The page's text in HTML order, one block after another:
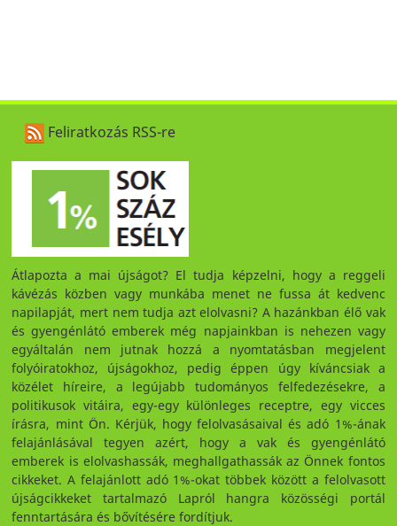
Feliratkozás RSS-re
Átlapozta a mai újságot? El tudja képzelni, hogy a reggeli
kávézás közben vagy munkába menet ne fussa át kedvenc
napilapját, mert nem tudja azt elolvasni? A hazánkban élő vak
és gyengénlátó emberek még napjainkban is nehezen vagy
egyáltalán nem jutnak hozzá a nyomtatásban megjelent
folyóiratokhoz, újságokhoz, pedig éppen úgy kíváncsiak a
közélet híreire, a legújabb tudományos felfedezésekre, a
politikusok vitáira, egy-egy különleges receptre, egy vicces
írásra, mint Ön. Kérjük, hogy felolvasásaival és adó 1%-ának
felajánlásával tegyen azért, hogy a vak és gyengénlátó
emberek is elolvashassák, meghallgathassák az Önnek fontos
cikkeket. A felajánlott adó 1%-okat többek között a felolvasott
újságcikkeket tartalmazó Lapról hangra közösségi portál
fenntartására és bővítésére fordítjuk.